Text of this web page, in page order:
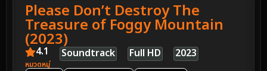
Please Don’t Destroy The
Treasure of Foggy Mountain
(2023)
4.1 Soundtrack Full HD 2023
หมวดหมู่